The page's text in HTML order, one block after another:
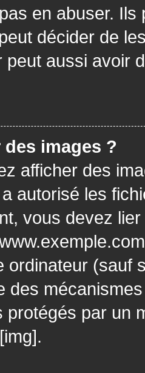
en abuser.
décider de
peut aussi avoir
images ?
afficher des
a autorisé les
vous devez
ordinateur (sauf
des
protégés par un